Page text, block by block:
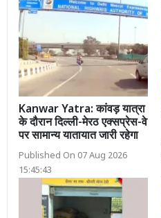
Kanwar Yatra: कांवड़ यात्रा
के दौरान दिल्ली-मेरठ एक्सप्रेस-वे
पर सामान्य यातायात जारी रहेगा
Published On 07 Aug 2026
15:45:43